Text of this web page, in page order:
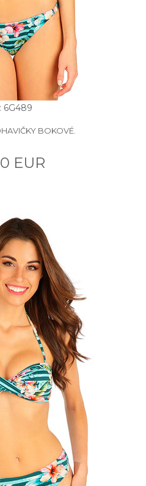
6G489
BOKOVÉ.
EUR